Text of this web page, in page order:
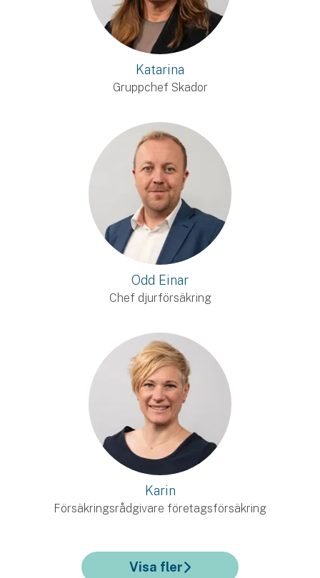
Katarina
Gruppchef Skador
Odd Einar
Chef djurförsäkring
Karin
Försäkringsrådgivare företagsförsäkring
Visa fler